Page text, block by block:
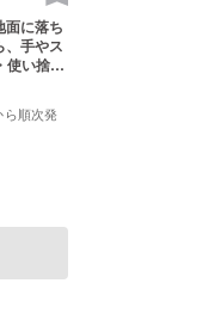
面に落ち
、手やス
使い捨て
に引っ
後始末
を使用
どに水を
はビ
ら順次発